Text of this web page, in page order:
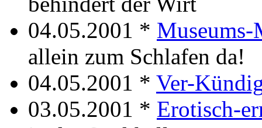
04.05.2001 * Museums-
allein zum Schlafen da!
04.05.2001 * Ver-
03.05.2001 * Erotisch-